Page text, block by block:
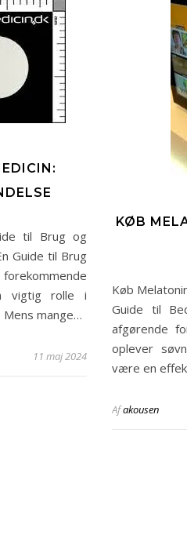
til Brug og
Guide til Brug
vigtig rolle i
Mens mange…
11 maj 2024
KØB
Køb
Guide til
afgørende
oplever
være en
Afakousen